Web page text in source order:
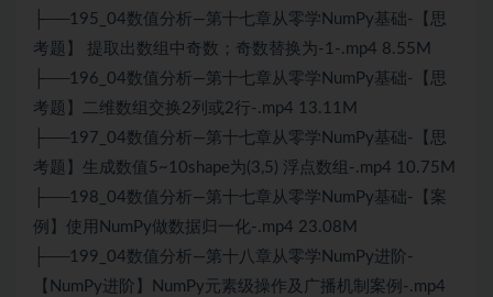
├──195_04数值分析—第十七章从零学NumPy基础-【思
考题】 提取出数组中奇数；奇数替换为-1-.mp4 8.55M
├──196_04数值分析—第十七章从零学NumPy基础-【思
考题】二维数组交换2列或2行-.mp4 13.11M
├──197_04数值分析—第十七章从零学NumPy基础-【思
考题】生成数值5~10shape为(3,5) 浮点数组-.mp4 10.75M
├──198_04数值分析—第十七章从零学NumPy基础-【案
例】使用NumPy做数据归一化-.mp4 23.08M
├──199_04数值分析—第十八章从零学NumPy进阶-
【NumPy进阶】NumPy元素级操作及广播机制案例-.mp4